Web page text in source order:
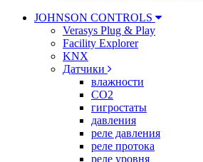
JOHNSON CONTROLS
Verasys Plug & Play
Facility Explorer
KNX
Датчики
влажности
CO2
гигростаты
давления
реле давления
реле протока
реле уровня